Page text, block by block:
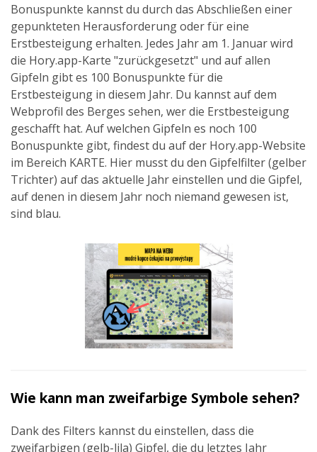
Bonuspunkte kannst du durch das Abschließen einer
gepunkteten Herausforderung oder für eine
Erstbesteigung erhalten. Jedes Jahr am 1. Januar wird
die Hory.app-Karte "zurückgesetzt" und auf allen
Gipfeln gibt es 100 Bonuspunkte für die
Erstbesteigung in diesem Jahr. Du kannst auf dem
Webprofil des Berges sehen, wer die Erstbesteigung
geschafft hat. Auf welchen Gipfeln es noch 100
Bonuspunkte gibt, findest du auf der Hory.app-Website
im Bereich KARTE. Hier musst du den Gipfelfilter (gelber
Trichter) auf das aktuelle Jahr einstellen und die Gipfel,
auf denen in diesem Jahr noch niemand gewesen ist,
sind blau.
Wie kann man zweifarbige Symbole sehen?
Dank des Filters kannst du einstellen, dass die
zweifarbigen (gelb-lila) Gipfel, die du letztes Jahr